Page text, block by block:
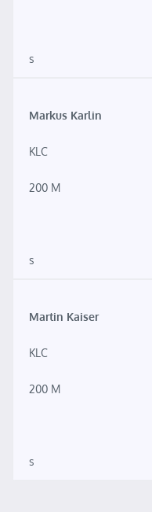
s
Markus Karlin
KLC
200 M
s
Martin Kaiser
KLC
200 M
s